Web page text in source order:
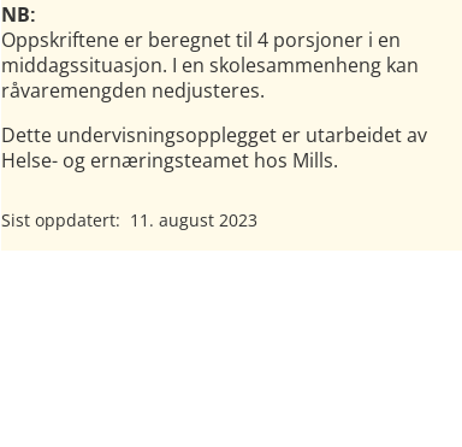
NB:
Oppskriftene er beregnet til 4 porsjoner i en
middagssituasjon. I en skolesammenheng kan
råvaremengden nedjusteres.
Dette undervisningsopplegget er utarbeidet av
Helse- og ernæringsteamet hos Mills.
Sist oppdatert: 11. august 2023